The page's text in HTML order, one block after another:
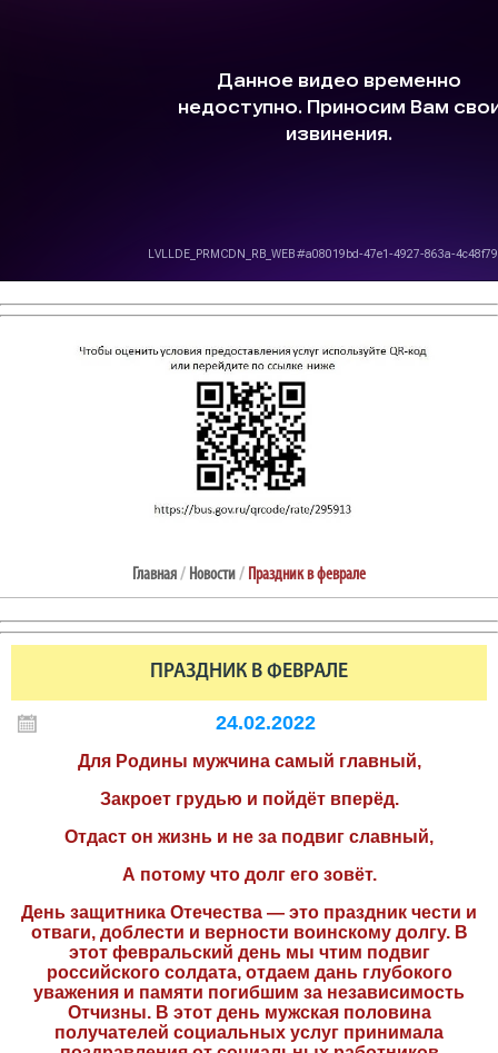
Главная/ Новости/ Праздник в феврале
ПРАЗДНИК В ФЕВРАЛЕ
24.02.2022
Для Родины мужчина самый главный,
Закроет грудью и пойдёт вперёд.
Отдаст он жизнь и не за подвиг славный,
А потому что долг его зовёт.
День защитника Отечества — это праздник чести и
отваги, доблести и верности воинскому долгу. В
этот февральский день мы чтим подвиг
российского солдата, отдаем дань глубокого
уважения и памяти погибшим за независимость
Отчизны. В этот день мужская половина
получателей социальных услуг принимала